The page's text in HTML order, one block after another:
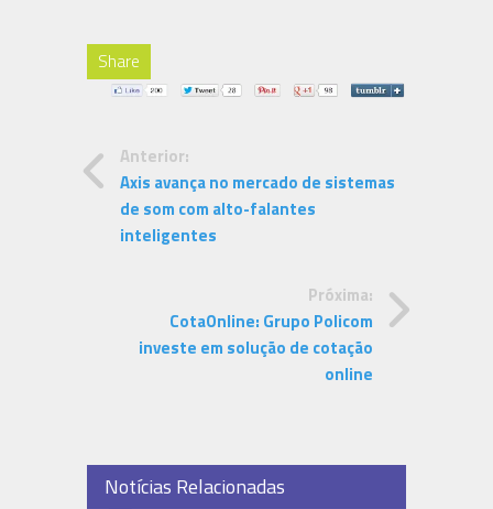
Share
Anterior:
Axis avança no mercado de sistemas
de som com alto-falantes
inteligentes
Próxima:
CotaOnline: Grupo Policom
investe em solução de cotação
online
Notícias Relacionadas